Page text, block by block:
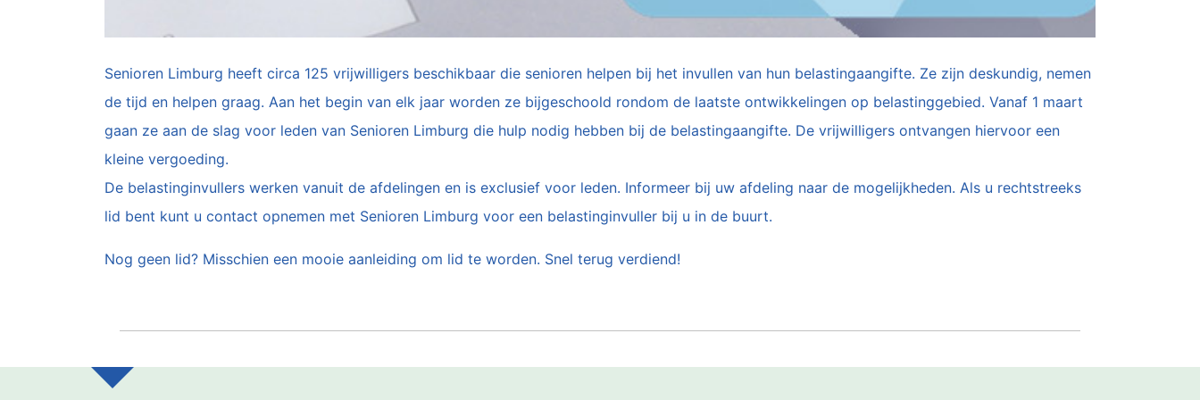
Senioren Limburg heeft circa 125 vrijwilligers beschikbaar die senioren helpen bij het invullen van hun belastingaangifte. Ze zijn deskundig, nemen
de tijd en helpen graag. Aan het begin van elk jaar worden ze bijgeschoold rondom de laatste ontwikkelingen op belastinggebied. Vanaf 1 maart
gaan ze aan de slag voor leden van Senioren Limburg die hulp nodig hebben bij de belastingaangifte. De vrijwilligers ontvangen hiervoor een
kleine vergoeding.
De belastinginvullers werken vanuit de afdelingen en is exclusief voor leden. Informeer bij uw afdeling naar de mogelijkheden. Als u rechtstreeks
lid bent kunt u contact opnemen met Senioren Limburg voor een belastinginvuller bij u in de buurt.
Nog geen lid? Misschien een mooie aanleiding om lid te worden. Snel terug verdiend!